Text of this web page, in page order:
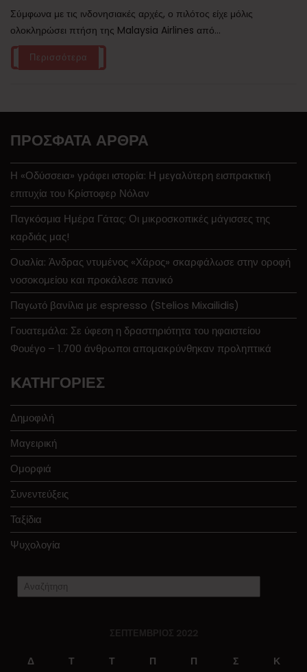
Σύμφωνα με τις ινδονησιακές αρχές, ο πιλότος είχε μόλις
ολοκληρώσει πτήση της Malaysia Airlines από...
Περισσότερα
ΠΡΌΣΦΑΤΑ ΆΡΘΡΑ
Η «Οδύσσεια» γράφει ιστορία: Η μεγαλύτερη εισπρακτική
επιτυχία του Κρίστοφερ Νόλαν
Παγκόσμια Ημέρα Γάτας: Οι μικροσκοπικές μάγισσες της
καρδιάς μας!
Ουαλία: Άνδρας ντυμένος «Χάρος» σκαρφάλωσε στην οροφή
νοσοκομείου και προκάλεσε πανικό
Παγωτό βανίλια με espresso (Stelios Mixailidis)
Γουατεμάλα: Σε ύφεση η δραστηριότητα του ηφαιστείου
Φουέγο – 1.700 άνθρωποι απομακρύνθηκαν προληπτικά
KΑΤΗΓΟΡΊΕΣ
Δημοφιλή
Μαγειρική
Ομορφιά
Συνεντεύξεις
Ταξίδια
Ψυχολογία
ΣΕΠΤΈΜΒΡΙΟΣ 2022
Δ Τ Τ Π Π Σ Κ